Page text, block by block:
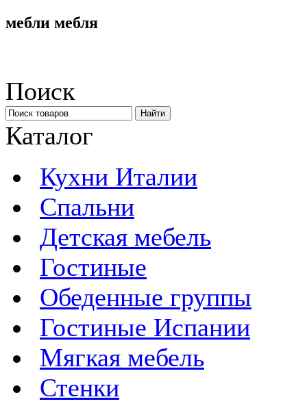
мебли мебля
Поиск
Каталог
Кухни Италии
Спальни
Детская мебель
Гостиные
Обеденные группы
Гостиные Испании
Мягкая мебель
Стенки